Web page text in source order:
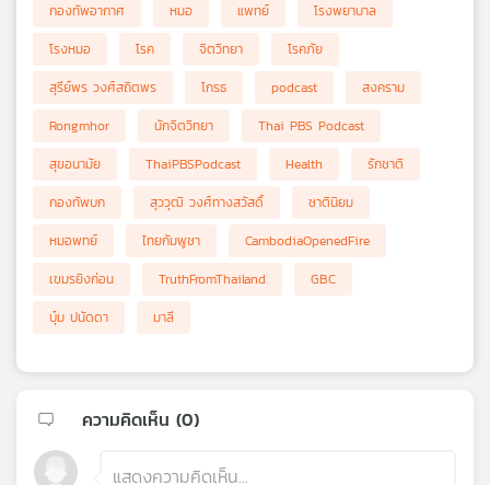
กองทัพอากาศ
หมอ แพทย์
โรงพยาบาล
โรงหมอ
โรค จิตวิทยา
โรคภัย
สุรีย์พร วงศ์สถิตพร
โกรธ podcast
สงคราม
Rongmhor
นักจิตวิทยา
Thai PBS Podcast
สุขอนามัย
ThaiPBSPodcast Health
รักชาติ
กองทัพบก
สุววุฒิ วงศ์ทางสวัสดิ์
ชาตินิยม
หมอพทย์
ไทยกัมพูชา
CambodiaOpenedFire
เขมรยิงก่อน
TruthFromThailand
GBC
บุ๋ม ปนัดดา
มาลี
ความคิดเห็น (0)